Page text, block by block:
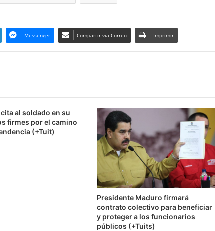
Messenger Compartir via Correo Imprimir
al soldado en su
firmes por el camino
(+Tuit)
Presidente Maduro firmará
contrato colectivo para beneficiar
y proteger a los funcionarios
públicos (+Tuits)